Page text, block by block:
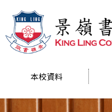
本校資料